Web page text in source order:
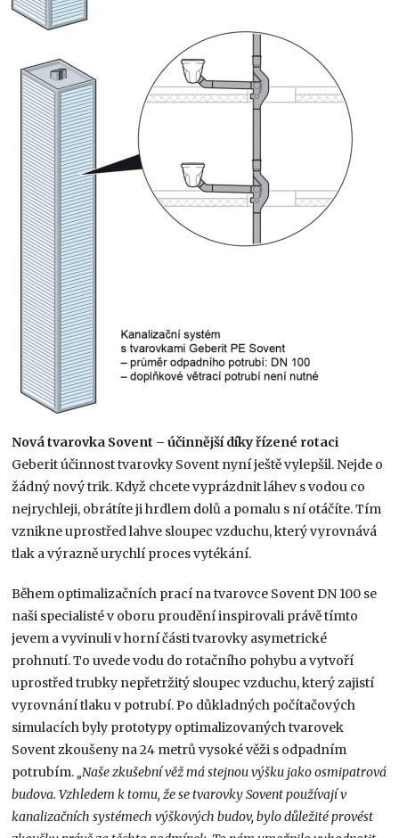
Nová tvarovka Sovent – účinnější díky řízené rotaci
Geberit účinnost tvarovky Sovent nyní ještě vylepšil. Nejde o
žádný nový trik. Když chcete vyprázdnit láhev s vodou co
nejrychleji, obrátíte ji hrdlem dolů a pomalu s ní otáčíte. Tím
vznikne uprostřed lahve sloupec vzduchu, který vyrovnává
tlak a výrazně urychlí proces vytékání.
Během optimalizačních prací na tvarovce Sovent DN 100 se
naši specialisté v oboru proudění inspirovali právě tímto
jevem a vyvinuli v horní části tvarovky asymetrické
prohnutí. To uvede vodu do rotačního pohybu a vytvoří
uprostřed trubky nepřetržitý sloupec vzduchu, který zajistí
vyrovnání tlaku v potrubí. Po důkladných počítačových
simulacích byly prototypy optimalizovaných tvarovek
Sovent zkoušeny na 24 metrů vysoké věži s odpadním
potrubím. „Naše zkušební věž má stejnou výšku jako osmipatrová
budova. Vzhledem k tomu, že se tvarovky Sovent používají v
kanalizačních systémech výškových budov, bylo důležité provést